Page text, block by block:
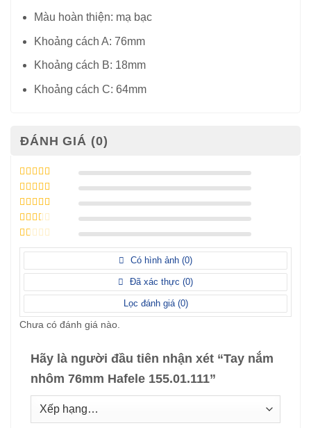
Màu hoàn thiện: mạ bạc
Khoảng cách A: 76mm
Khoảng cách B: 18mm
Khoảng cách C: 64mm
ĐÁNH GIÁ (0)
Được xếp
hạng55 sao
Được xếp
hạng45
sao
Được
xếp
hạng3
5 sao
Được
hạng
sao
Được
hạng
1
sao
Có hình ảnh (0)
Đã xác thực (0)
Lọc đánh giá (0)
Chưa có đánh giá nào.
Hãy là người đầu tiên nhận xét “Tay nắm
nhôm 76mm Hafele 155.01.111”